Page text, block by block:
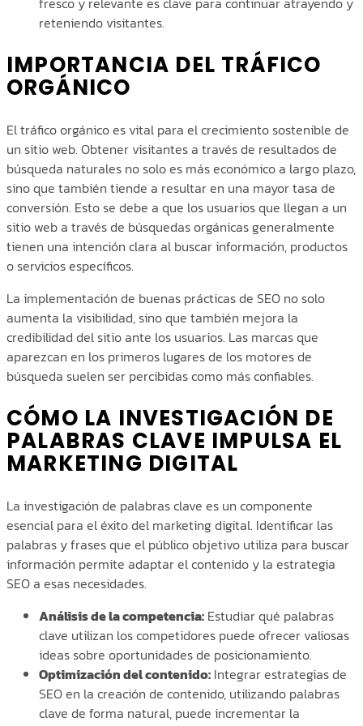
reteniendo visitantes.
IMPORTANCIA DEL TRÁFICO
ORGÁNICO
El tráfico orgánico es vital para el crecimiento sostenible de
un sitio web. Obtener visitantes a través de resultados de
búsqueda naturales no solo es más económico a largo plazo,
sino que también tiende a resultar en una mayor tasa de
conversión. Esto se debe a que los usuarios que llegan a un
sitio web a través de búsquedas orgánicas generalmente
tienen una intención clara al buscar información, productos
o servicios específicos.
La implementación de buenas prácticas de SEO no solo
aumenta la visibilidad, sino que también mejora la
credibilidad del sitio ante los usuarios. Las marcas que
aparezcan en los primeros lugares de los motores de
búsqueda suelen ser percibidas como más confiables.
CÓMO LA INVESTIGACIÓN DE
PALABRAS CLAVE IMPULSA EL
MARKETING DIGITAL
La investigación de palabras clave es un componente
esencial para el éxito del marketing digital. Identificar las
palabras y frases que el público objetivo utiliza para buscar
información permite adaptar el contenido y la estrategia
SEO a esas necesidades.
Análisis de la competencia: Estudiar qué palabras
clave utilizan los competidores puede ofrecer valiosas
ideas sobre oportunidades de posicionamiento.
Optimización del contenido: Integrar estrategias de
SEO en la creación de contenido, utilizando palabras
clave de forma natural, puede incrementar la